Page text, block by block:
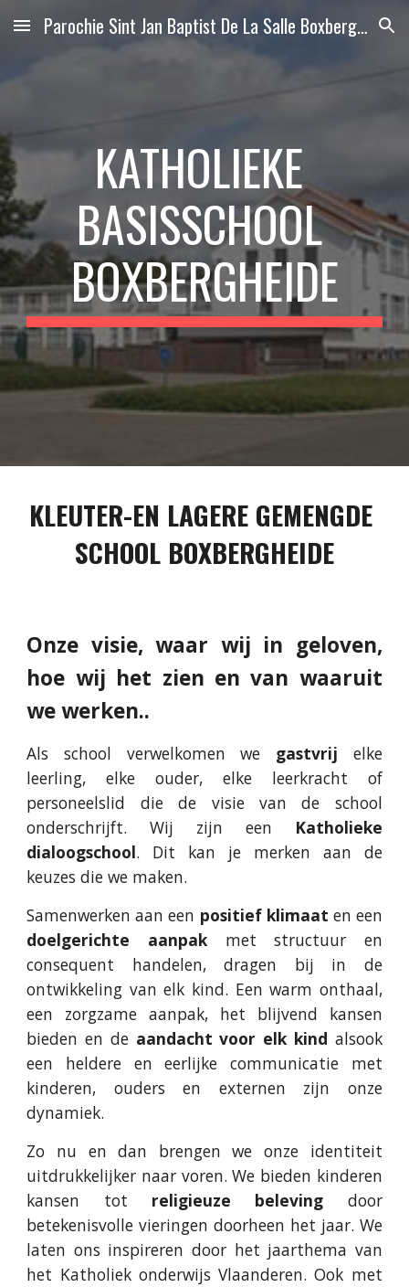
Skip to main content Skip to navigation
Parochie Sint Jan Baptist De La Salle Boxbergheide
KATHOLIEKE
BASISSCHOOL
BOXBERGHEIDE
KLEUTER-EN LAGERE GEMENGDE
SCHOOL BOXBERGHEIDE
Onze visie, waar wij in geloven,
hoe wij het zien en van waaruit
we werken..
Als school verwelkomen we gastvrij elke
leerling, elke ouder, elke leerkracht of
personeelslid die de visie van de school
onderschrijft. Wij zijn een
Katholieke
dialoogschool. Dit kan je merken aan de
keuzes die we maken.
Samenwerken aan een positief klimaat en een
doelgerichte aanpakmet structuur en
consequent handelen, dragen bij in de
ontwikkeling van elk kind. Een warm onthaal,
een zorgzame aanpak, het blijvend kansen
bieden en de aandacht voor elk kind alsook
een heldere en eerlijke communicatie met
kinderen, ouders en externen zijn onze
dynamiek.
Zo nu en dan brengen we onze identiteit
uitdrukkelijker naar voren. We bieden kinderen
kansen tot religieuze beleving door
betekenisvolle vieringen doorheen het jaar. We
laten ons inspireren door het jaarthema van
het Katholiek onderwijs Vlaanderen. Ook met